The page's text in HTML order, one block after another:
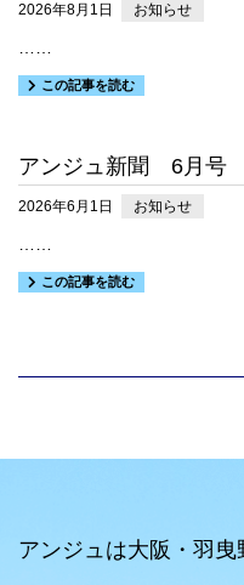
2026年8月1日 お知らせ
この記事を読む
アンジュ新聞 6月号
2026年6月1日 お知らせ
この記事を読む
アンジュは大阪・羽